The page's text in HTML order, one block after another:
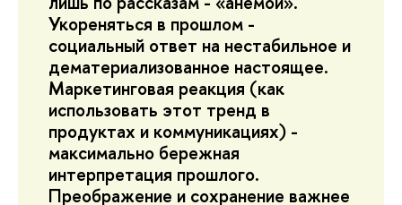
Укореняться в прошлом -
социальный ответ на нестабильное и
дематериализованное настоящее.
Маркетинговая реакция (как
использовать этот тренд в
продуктах и коммуникациях) -
максимально бережная
интерпретация прошлого.
Преображение и сохранение важнее